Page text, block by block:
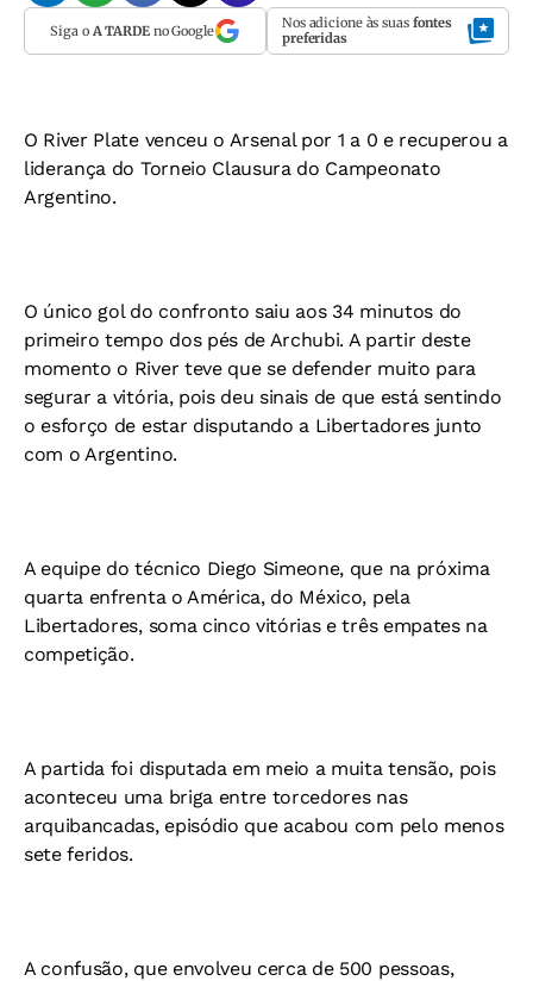
Siga o A TARDEno Google Nos adicione às suas fontes
preferidas
O River Plate venceu o Arsenal por 1 a 0 e recuperou a
liderança do Torneio Clausura do Campeonato
Argentino.
O único gol do confronto saiu aos 34 minutos do
primeiro tempo dos pés de Archubi. A partir deste
momento o River teve que se defender muito para
segurar a vitória, pois deu sinais de que está sentindo
o esforço de estar disputando a Libertadores junto
com o Argentino.
A equipe do técnico Diego Simeone, que na próxima
quarta enfrenta o América, do México, pela
Libertadores, soma cinco vitórias e três empates na
competição.
A partida foi disputada em meio a muita tensão, pois
aconteceu uma briga entre torcedores nas
arquibancadas, episódio que acabou com pelo menos
sete feridos.
A confusão, que envolveu cerca de 500 pessoas,